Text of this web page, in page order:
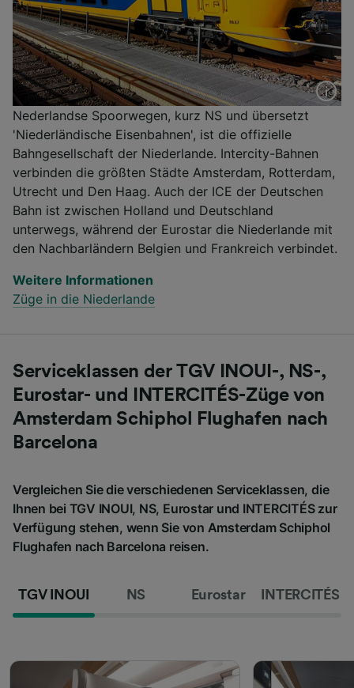
Nederlandse Spoorwegen, kurz NS und übersetzt
'Niederländische Eisenbahnen', ist die offizielle
Bahngesellschaft der Niederlande. Intercity-Bahnen
verbinden die größten Städte Amsterdam, Rotterdam,
Utrecht und Den Haag. Auch der ICE der Deutschen
Bahn ist zwischen Holland und Deutschland
unterwegs, während der Eurostar die Niederlande mit
den Nachbarländern Belgien und Frankreich verbindet.
Weitere Informationen
Züge in die Niederlande
Serviceklassen der TGV INOUI-, NS-,
Eurostar- und INTERCITÉS-Züge von
Amsterdam Schiphol Flughafen nach
Barcelona
Vergleichen Sie die verschiedenen Serviceklassen, die
Ihnen bei TGV INOUI, NS, Eurostar und INTERCITÉS zur
Verfügung stehen, wenn Sie von Amsterdam Schiphol
Flughafen nach Barcelona reisen.
TGV INOUI NS Eurostar INTERCITÉS